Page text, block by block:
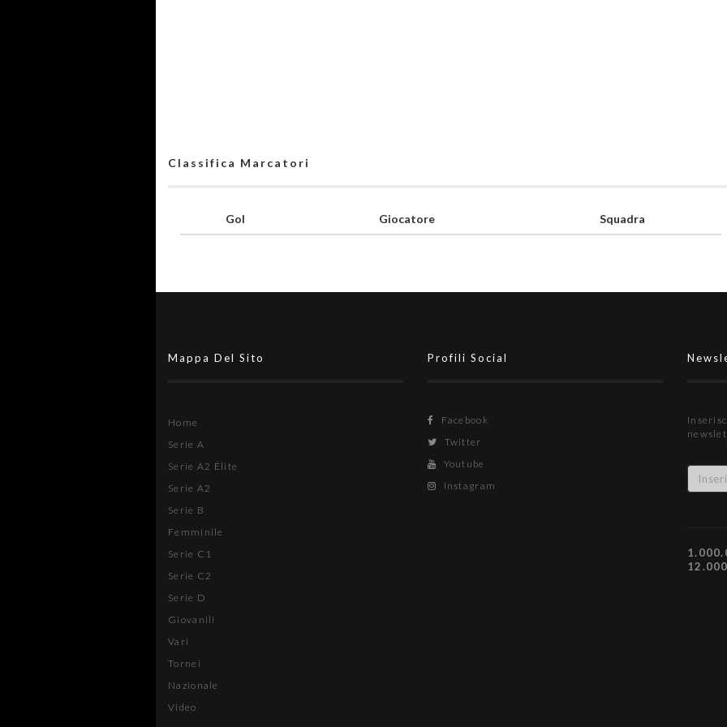
Classifica Marcatori
Gol Giocatore Squadra
Mappa Del Sito
Home
Serie A
Serie A2 Élite
Serie A2
Serie B
Femminile
Serie C1
Serie C2
Serie D
Giovanili
Vari
Tornei
Nazionale
Video
Profili Social
Facebook
Twitter
Youtube
Instagram